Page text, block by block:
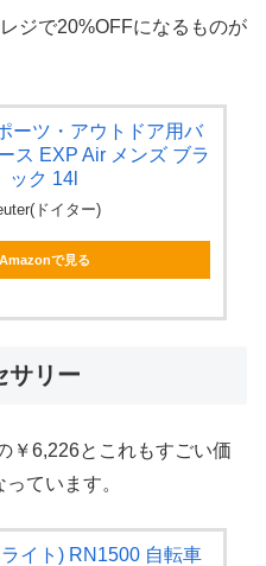
ジで20%OFFになるものが
ーツ・アウトドア用バ
ス EXP Air メンズ ブラ
ック 14l
ドイター)
Amazonで見る
サリー
￥6,226とこれもすごい価
ています。
イト) RN1500 自転車